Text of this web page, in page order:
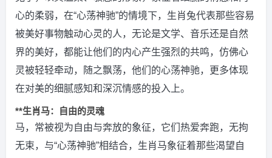
心的柔弱，在“心荡神驰”的情境下，生肖兔代表那些容易
被美好事物触动心灵的人，无论是文学、音乐还是自然
界的美好，都能让他们的内心产生强烈的共鸣，仿佛心
灵被轻轻牵动，随之飘荡，他们的心荡神驰，更多体现
在对美的细腻感知和深沉情感的投入上。
**生肖马：自由的灵魂
马，常被视为自由与奔放的象征，它们热爱奔跑，无拘
无束，与“心荡神驰”相结合，生肖马象征着那些渴望自